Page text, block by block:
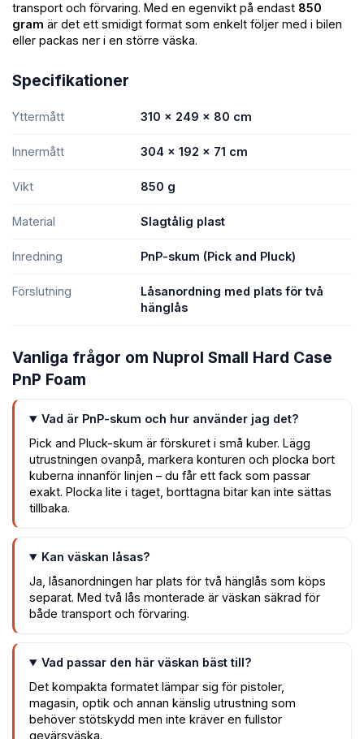
transport och förvaring. Med en egenvikt på endast 850
gram är det ett smidigt format som enkelt följer med i bilen
eller packas ner i en större väska.
Specifikationer
Yttermått 310 × 249 × 80 cm
Innermått 304 × 192 × 71 cm
Vikt 850 g
Material Slagtålig plast
Inredning PnP-skum (Pick and Pluck)
Förslutning
Låsanordning med plats för två
hänglås
Vanliga frågor om Nuprol Small Hard Case
PnP Foam
Vad är PnP-skum och hur använder jag det?
Pick and Pluck-skum är förskuret i små kuber. Lägg
utrustningen ovanpå, markera konturen och plocka bort
kuberna innanför linjen – du får ett fack som passar
exakt. Plocka lite i taget, borttagna bitar kan inte sättas
tillbaka.
Kan väskan låsas?
Ja, låsanordningen har plats för två hänglås som köps
separat. Med två lås monterade är väskan säkrad för
både transport och förvaring.
Vad passar den här väskan bäst till?
Det kompakta formatet lämpar sig för pistoler,
magasin, optik och annan känslig utrustning som
behöver stötskydd men inte kräver en fullstor
gevärsväska.